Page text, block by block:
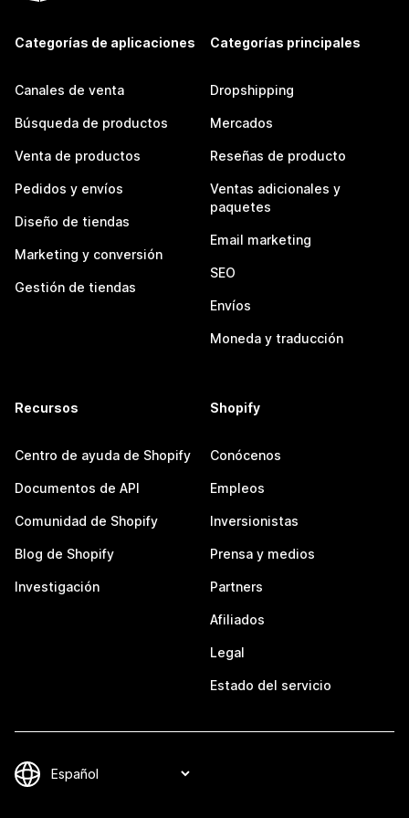
Categorías de aplicaciones
Canales de venta
Búsqueda de productos
Venta de productos
Pedidos y envíos
Diseño de tiendas
Marketing y conversión
Gestión de tiendas
Categorías principales
Dropshipping
Mercados
Reseñas de producto
Ventas adicionales y
paquetes
Email marketing
SEO
Envíos
Moneda y traducción
Recursos
Centro de ayuda de Shopify
Documentos de API
Comunidad de Shopify
Blog de Shopify
Investigación
Shopify
Conócenos
Empleos
Inversionistas
Prensa y medios
Partners
Afiliados
Legal
Estado del servicio